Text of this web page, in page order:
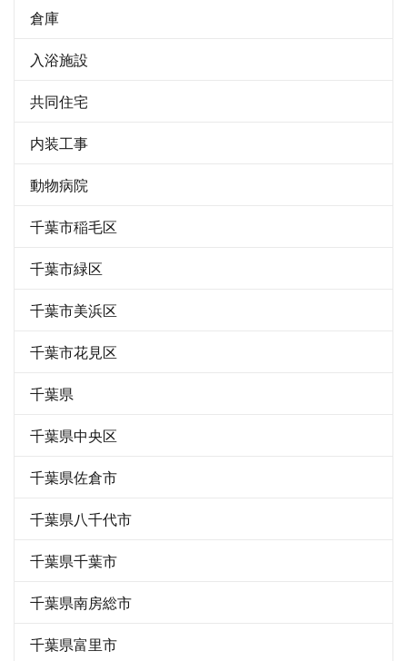
倉庫
入浴施設
共同住宅
内装工事
動物病院
千葉市稲毛区
千葉市緑区
千葉市美浜区
千葉市花見区
千葉県
千葉県中央区
千葉県佐倉市
千葉県八千代市
千葉県千葉市
千葉県南房総市
千葉県富里市